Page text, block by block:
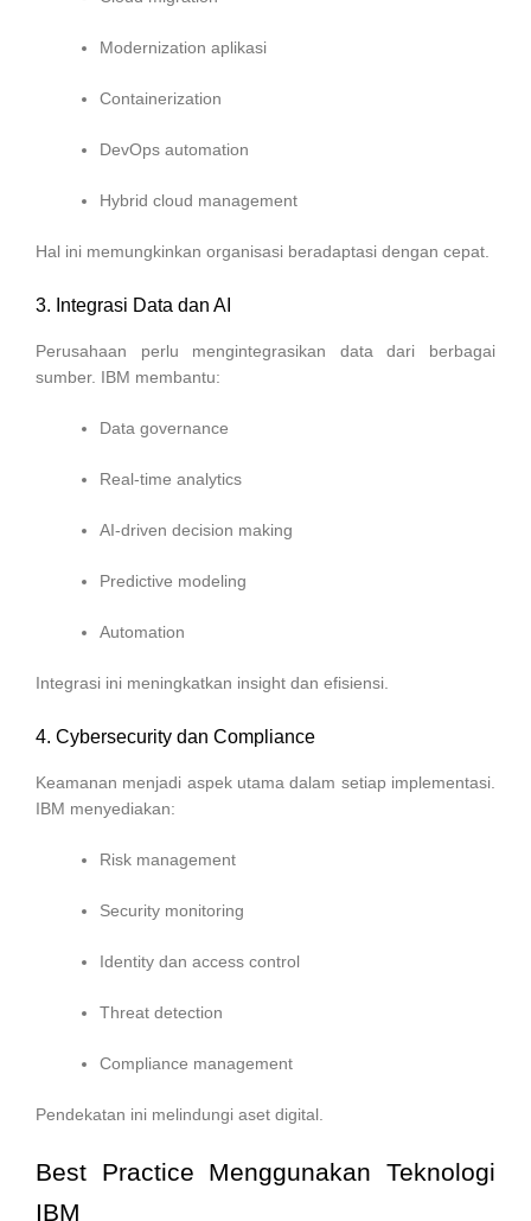
Modernization aplikasi
Containerization
DevOps automation
Hybrid cloud management
Hal ini memungkinkan organisasi beradaptasi dengan cepat.
3. Integrasi Data dan AI
Perusahaan perlu mengintegrasikan data dari berbagai
sumber. IBM membantu:
Data governance
Real-time analytics
AI-driven decision making
Predictive modeling
Automation
Integrasi ini meningkatkan insight dan efisiensi.
4. Cybersecurity dan Compliance
Keamanan menjadi aspek utama dalam setiap implementasi.
IBM menyediakan:
Risk management
Security monitoring
Identity dan access control
Threat detection
Compliance management
Pendekatan ini melindungi aset digital.
Best Practice Menggunakan Teknologi
IBM